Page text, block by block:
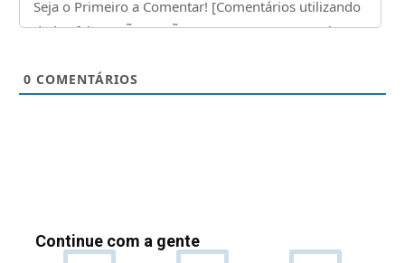
0 COMENTÁRIOS
Continue com a gente